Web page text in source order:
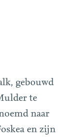
gebouwd
te
naar
en zijn